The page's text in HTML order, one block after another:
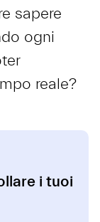
sapere
ogni
reale?
i tuoi